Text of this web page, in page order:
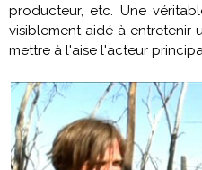
producteur, etc. Une
visiblement aidé à entretenir
mettre à l'aise l'acteur